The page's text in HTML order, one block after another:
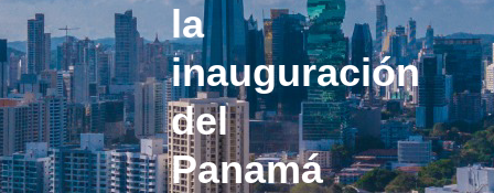
la
inauguración
del
Panamá